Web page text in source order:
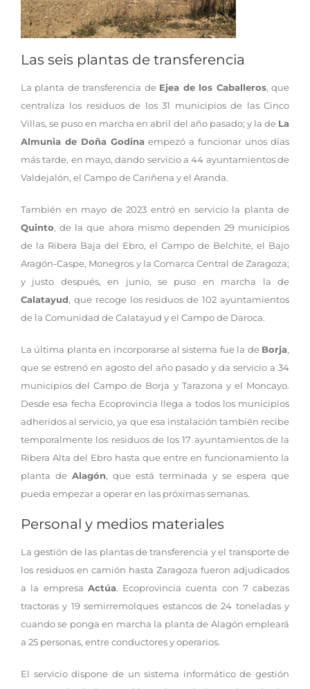
Las seis plantas de transferencia
La planta de transferencia de Ejea de los Caballeros, que
centraliza los residuos de los 31 municipios de las Cinco
Villas, se puso en marcha en abril del año pasado; y la de La
Almunia de Doña Godina empezó a funcionar unos días
más tarde, en mayo, dando servicio a 44 ayuntamientos de
Valdejalón, el Campo de Cariñena y el Aranda.
También en mayo de 2023 entró en servicio la planta de
Quinto, de la que ahora mismo dependen 29 municipios
de la Ribera Baja del Ebro, el Campo de Belchite, el Bajo
Aragón-Caspe, Monegros y la Comarca Central de Zaragoza;
y justo después, en junio, se puso en marcha la de
Calatayud, que recoge los residuos de 102 ayuntamientos
de la Comunidad de Calatayud y el Campo de Daroca.
La última planta en incorporarse al sistema fue la de Borja,
que se estrenó en agosto del año pasado y da servicio a 34
municipios del Campo de Borja y Tarazona y el Moncayo.
Desde esa fecha Ecoprovincia llega a todos los municipios
adheridos al servicio, ya que esa instalación también recibe
temporalmente los residuos de los 17 ayuntamientos de la
Ribera Alta del Ebro hasta que entre en funcionamiento la
planta de Alagón, que está terminada y se espera que
pueda empezar a operar en las próximas semanas.
Personal y medios materiales
La gestión de las plantas de transferencia y el transporte de
los residuos en camión hasta Zaragoza fueron adjudicados
a la empresa Actúa. Ecoprovincia cuenta con 7 cabezas
tractoras y 19 semirremolques estancos de 24 toneladas y
cuando se ponga en marcha la planta de Alagón empleará
a 25 personas, entre conductores y operarios.
El servicio dispone de un sistema informático de gestión